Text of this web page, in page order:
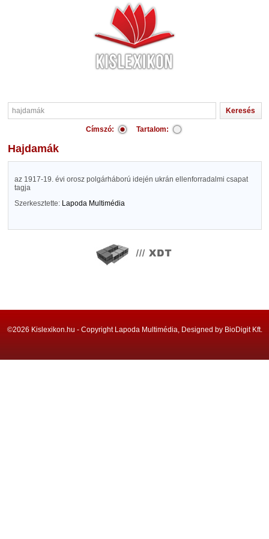
Címszó: Tartalom:
hajdamák
az 1917-19. évi orosz polgárháború idején ukrán ellenforradalmi csapat
tagja
Szerkesztette: Lapoda Multimédia
©2026 Kislexikon.hu - Copyright Lapoda Multimédia, Designed by BioDigit Kft.